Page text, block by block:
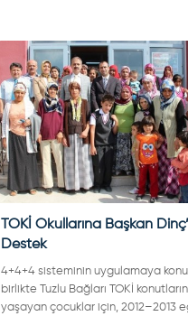
TOKİ Okullarına Başkan
Destek
4+4+4 sisteminin uygulamaya
birlikte Tuzlu Bağları TOKİ
yaşayan çocuklar için, 2012–2013